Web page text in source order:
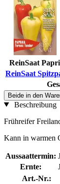
ReinSaat
ReinSaat
Beide in den
Beschreibung
Frühreifer
Kann in warmen
Aussaattermin:
Ernte:
Art.-Nr.: